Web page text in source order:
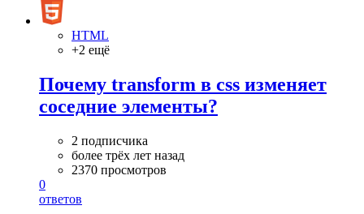
HTML
+2 ещё
Почему transform в css изменяет
соседние элементы?
2 подписчика
более трёх лет назад
2370 просмотров
0
ответов